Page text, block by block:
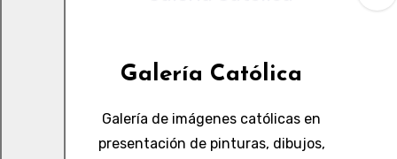
Galería Católica
Galería de imágenes católicas en
presentación de pinturas, dibujos,